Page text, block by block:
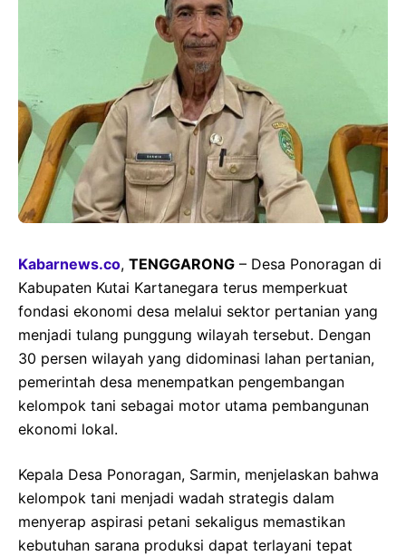
Kabarnews.co, TENGGARONG – Desa Ponoragan di
Kabupaten Kutai Kartanegara terus memperkuat
fondasi ekonomi desa melalui sektor pertanian yang
menjadi tulang punggung wilayah tersebut. Dengan
30 persen wilayah yang didominasi lahan pertanian,
pemerintah desa menempatkan pengembangan
kelompok tani sebagai motor utama pembangunan
ekonomi lokal.
Kepala Desa Ponoragan, Sarmin, menjelaskan bahwa
kelompok tani menjadi wadah strategis dalam
menyerap aspirasi petani sekaligus memastikan
kebutuhan sarana produksi dapat terlayani tepat